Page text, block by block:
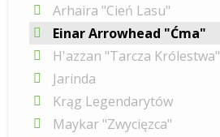
Arhaira "Cień Lasu"
Einar Arrowhead "Ćma"
H'azzan "Tarcza Królestwa"
Jarinda
Krąg Legendarytów
Maykar "Zwycięzca"